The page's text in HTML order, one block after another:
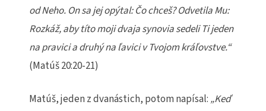
od Neho. On sa jej opýtal:Čo chceš? Odvetila Mu:
Rozkáž, aby títo moji dvaja synovia sedeli Ti jeden
na pravici a druhý naľavici v Tvojom kráľovstve.“
(Matúš 20:20-21)
Matúš, jeden z dvanástich, potom napísal: „Keď